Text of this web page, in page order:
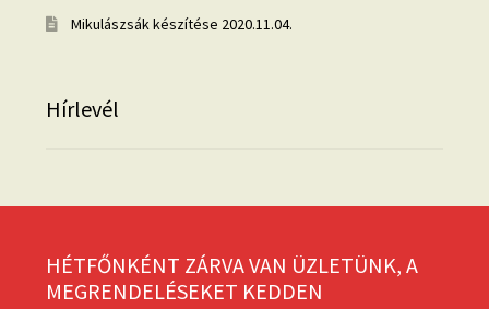
Mikulászsák készítése 2020.11.04.
Hírlevél
HÉTFŐNKÉNT ZÁRVA VAN ÜZLETÜNK, A
MEGRENDELÉSEKET KEDDEN